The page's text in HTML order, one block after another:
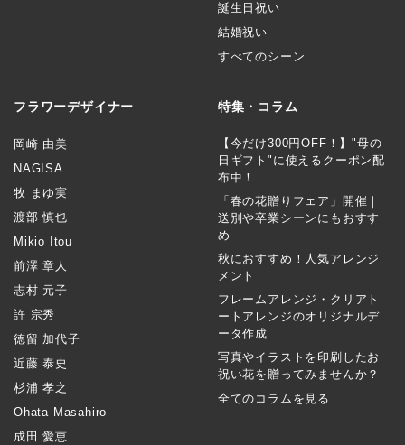
誕生日祝い
結婚祝い
すべてのシーン
フラワーデザイナー
岡崎 由美
NAGISA
牧 まゆ実
渡部 慎也
Mikio Itou
前澤 章人
志村 元子
許 宗秀
徳留 加代子
近藤 泰史
杉浦 孝之
Ohata Masahiro
成田 愛恵
特集・コラム
【今だけ300円OFF！】"母の
日ギフト"に使えるクーポン配
布中！
「春の花贈りフェア」開催｜
送別や卒業シーンにもおすす
め
秋におすすめ！人気アレンジ
メント
フレームアレンジ・クリアト
ートアレンジのオリジナルデ
ータ作成
写真やイラストを印刷したお
祝い花を贈ってみませんか？
全てのコラムを見る